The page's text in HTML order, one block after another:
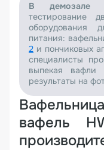
В демозале
тестирование
оборудования
питания:
2 и пончиковых
специалисты
выпекая вафли
результаты на
вафель